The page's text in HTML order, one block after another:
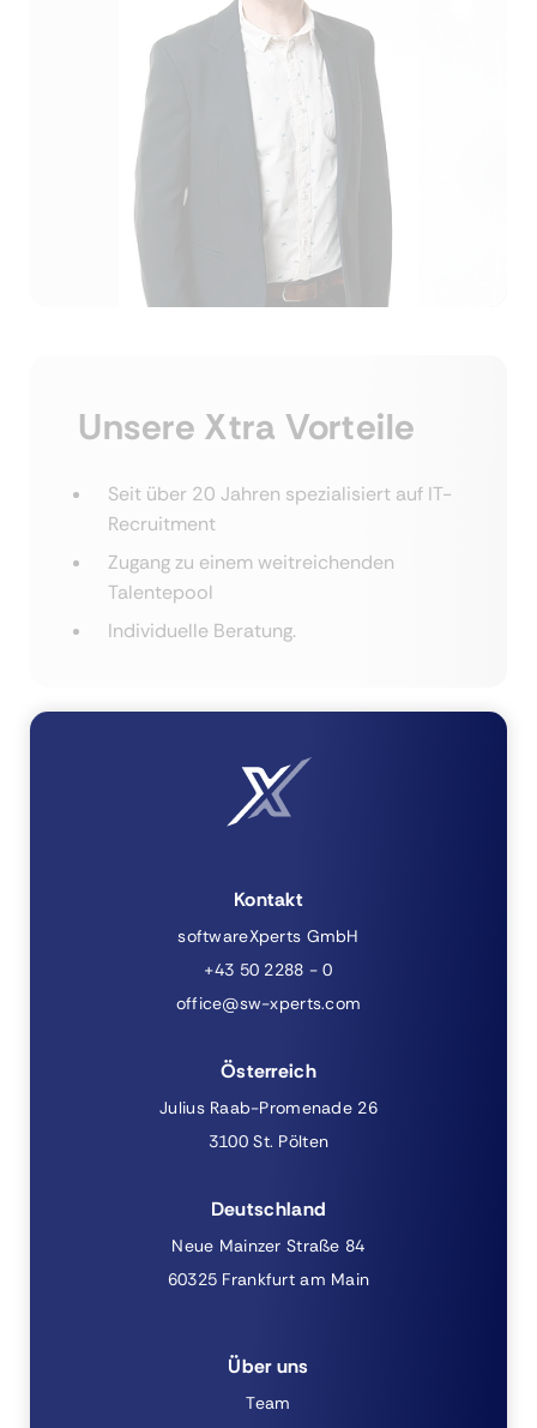
Unsere Xtra Vorteile
Seit über 20 Jahren spezialisiert auf IT-
Recruitment
Zugang zu einem weitreichenden
Talentepool
Individuelle Beratung.
Kontakt
softwareXperts GmbH
+43 50 2288 - 0
office@sw-xperts.com
Österreich
Julius Raab-Promenade 26
3100 St. Pölten
Deutschland
Neue Mainzer Straße 84
60325 Frankfurt am Main
Über uns
Team